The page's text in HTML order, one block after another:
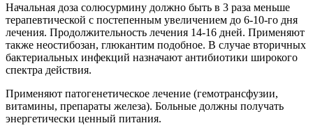
Начальная доза солюсурмину должно быть в 3 раза меньше
терапевтической с постепенным увеличением до 6-10-го дня
лечения. Продолжительность лечения 14-16 дней. Применяют
также неостибозан, глюкантим подобное. В случае вторичных
бактериальных инфекций назначают антибиотики широкого
спектра действия.
Применяют патогенетическое лечение (гемотрансфузии,
витамины, препараты железа). Больные должны получать
энергетически ценный питания.